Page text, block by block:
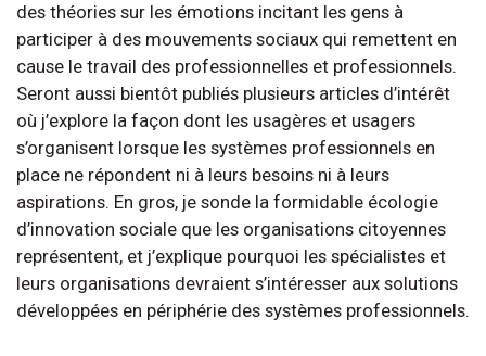
des théories sur les émotions incitant les gens à
participer à des mouvements sociaux qui remettent en
cause le travail des professionnelles et professionnels.
Seront aussi bientôt publiés plusieurs articles d’intérêt
où j’explore la façon dont les usagères et usagers
s’organisent lorsque les systèmes professionnels en
place ne répondent ni à leurs besoins ni à leurs
aspirations. En gros, je sonde la formidable écologie
d’innovation sociale que les organisations citoyennes
représentent, et j’explique pourquoi les spécialistes et
leurs organisations devraient s’intéresser aux solutions
développées en périphérie des systèmes professionnels.